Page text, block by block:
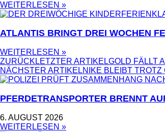
WEITERLESEN »
ATLANTIS BRINGT DREI WOCHEN
WEITERLESEN »
ZURÜCK LETZTER ARTIKELGOLD FÄLLT
NÄCHSTER ARTIKELNIKE BLEIBT
PFERDETRANSPORTER BRENNT
6. AUGUST 2026
WEITERLESEN »